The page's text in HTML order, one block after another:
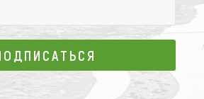
ПОДПИСАТЬСЯ